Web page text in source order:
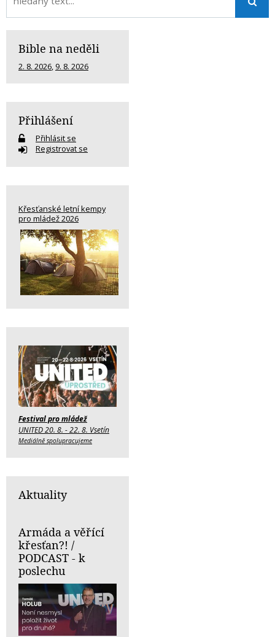
Bible na neděli
2. 8. 2026, 9. 8. 2026
Přihlášení
Přihlásit se
Registrovat se
Křesťanské letní kempy
pro mládež 2026
Festival pro mládež
UNITED 20. 8. - 22. 8. Vsetín
Mediálně spolupracujeme
Aktuality
Armáda a věřící
křesťan?! /
PODCAST - k
poslechu